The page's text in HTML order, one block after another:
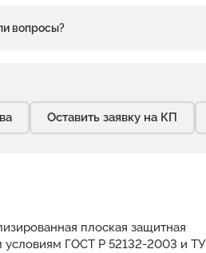
вопросы?
Оставить заявку на КП
плоская защитная
условиям ГОСТ Р 52132-2003 и ТУ